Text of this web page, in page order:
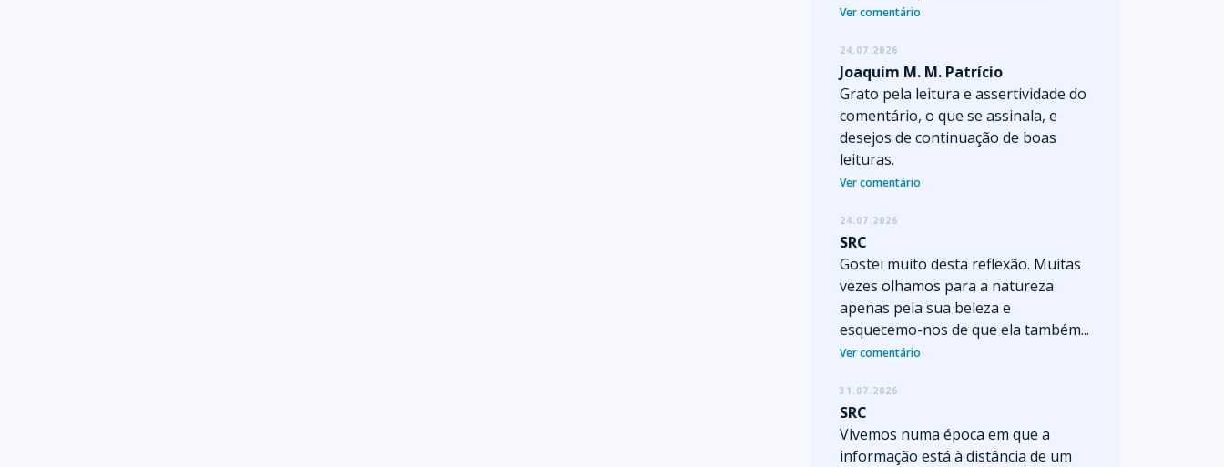
Ver comentário
24.07.2026
Joaquim M. M. Patrício
Grato pela leitura e assertividade do
comentário, o que se assinala, e
desejos de continuação de boas
leituras.
Ver comentário
24.07.2026
SRC
Gostei muito desta reflexão. Muitas
vezes olhamos para a natureza
apenas pela sua beleza e
esquecemo-nos de que ela também...
Ver comentário
31.07.2026
SRC
Vivemos numa época em que a
informação está à distância de um